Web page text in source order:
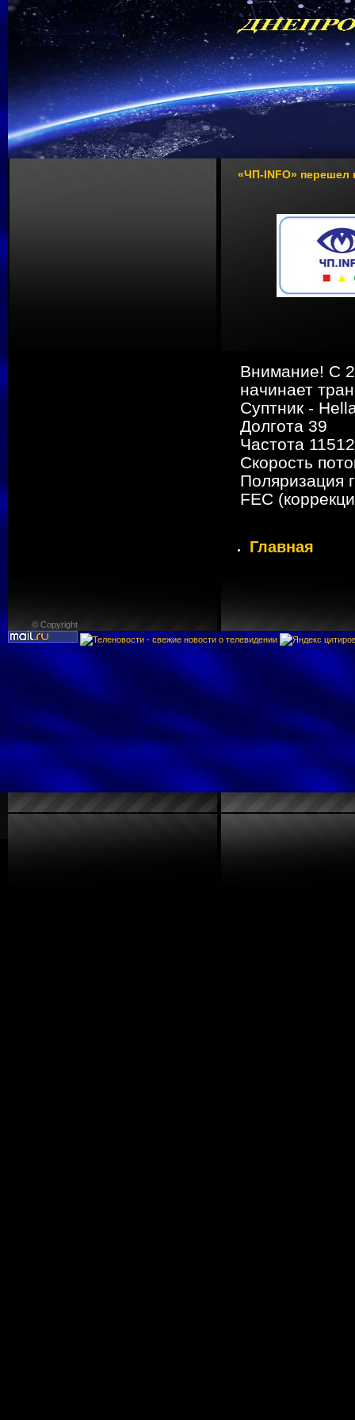
«ЧП-INFO» перешел
Внимание! С
начинает
Суптник -
Долгота 39
Частота
Скорость
Поляризация
FEC
Главная
© Copyright